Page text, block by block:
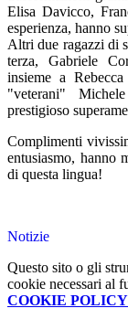
Elisa Davicco,
esperienza, hanno
Altri due ragazzi di
terza, Gabriele
insieme a
"veterani"
prestigioso
Complimenti
entusiasmo, hanno
di questa lingua!
Notizie
Questo sito o gli
cookie necessari al
COOKIE POLICY